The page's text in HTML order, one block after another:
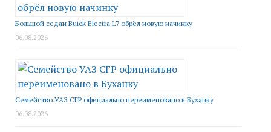
Большой седан Buick Electra L7 обрёл новую начинку
06.08.2026
Семейство УАЗ СГР официально переименовано в Буханку
06.08.2026